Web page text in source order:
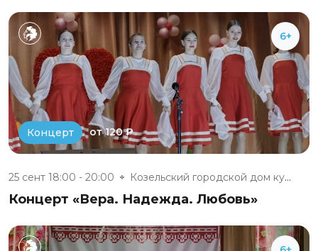
6+
Концерт от 120 ₽
25 сент 18:00 - 20:00 Козельский городской дом культ...
Концерт «Вера. Надежда. Любовь»